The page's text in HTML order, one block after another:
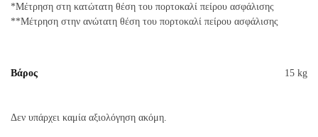
*Μέτρηση στη κατώτατη θέση του πορτοκαλί πείρου ασφάλισης
**Μέτρηση στην ανώτατη θέση του πορτοκαλί πείρου ασφάλισης
Βάρος 15 kg
Δεν υπάρχει καμία αξιολόγηση ακόμη.